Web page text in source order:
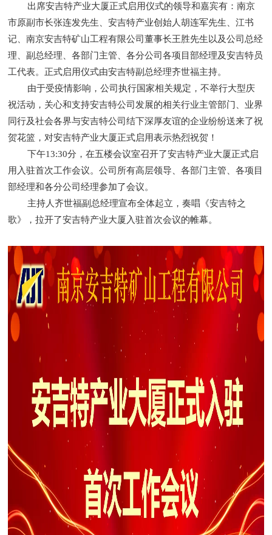
出席安吉特产业大厦正式启用仪式的领导和嘉宾有：南京
市原副市长张连发先生、安吉特产业创始人胡连军先生、江书
记、南京安吉特矿山工程有限公司董事长王胜先生以及公司总经
理、副总经理、各部门主管、各分公司各项目部经理及安吉特员
工代表。正式启用仪式由安吉特副总经理齐世福主持。
由于受疫情影响，公司执行国家相关规定，不举行大型庆
祝活动，关心和支持安吉特公司发展的相关行业主管部门、业界
同行及社会各界与安吉特公司结下深厚友谊的企业纷纷送来了祝
贺花篮，对安吉特产业大厦正式启用表示热烈祝贺！
下午13:30分，在五楼会议室召开了安吉特产业大厦正式启
用入驻首次工作会议。公司所有高层领导、各部门主管、各项目
部经理和各分公司经理参加了会议。
主持人齐世福副总经理宣布全体起立，奏唱《安吉特之
歌》，拉开了安吉特产业大厦入驻首次会议的帷幕。